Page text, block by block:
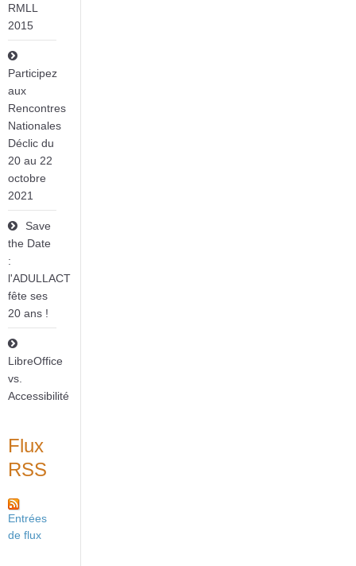
RMLL
2015
Participez
aux
Rencontres
Nationales
Déclic du
20 au 22
octobre
2021
Save
the Date
:
l'ADULLACT
fête ses
20 ans !
LibreOffice
vs.
Accessibilité
Flux
RSS
Entrées
de flux